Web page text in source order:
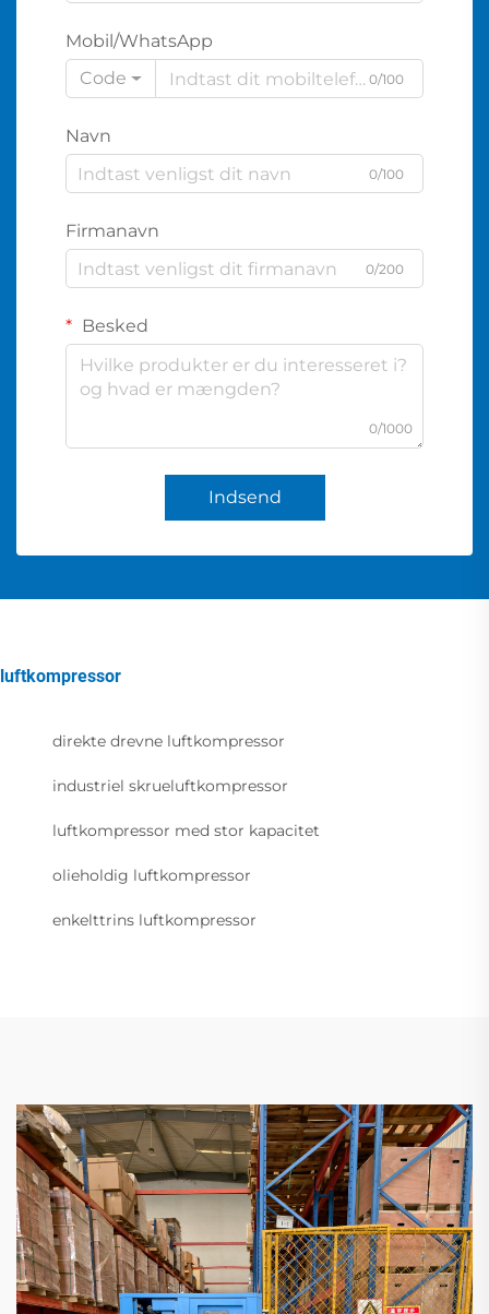
Mobil/WhatsApp
Code
0/100
Navn
0/100
Firmanavn
0/200
Besked
0/1000
Indsend
luftkompressor
direkte drevne luftkompressor
industriel skrueluftkompressor
luftkompressor med stor kapacitet
olieholdig luftkompressor
enkelttrins luftkompressor